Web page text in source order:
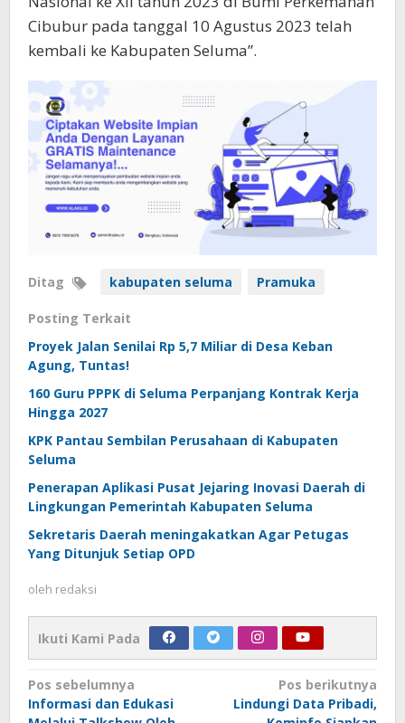
Cibubur pada tanggal 10 Agustus 2023 telah
kembali ke Kabupaten Seluma”.
Ditag kabupaten seluma Pramuka
Posting Terkait
Proyek Jalan Senilai Rp 5,7 Miliar di Desa Keban
Agung, Tuntas!
160 Guru PPPK di Seluma Perpanjang Kontrak Kerja
Hingga 2027
KPK Pantau Sembilan Perusahaan di Kabupaten
Seluma
Penerapan Aplikasi Pusat Jejaring Inovasi Daerah di
Lingkungan Pemerintah Kabupaten Seluma
Sekretaris Daerah meningakatkan Agar Petugas
Yang Ditunjuk Setiap OPD
oleh redaksi
Ikuti Kami Pada
Navigasi
pos
Pos sebelumnya
Informasi dan Edukasi
Pos berikutnya
Lindungi Data Pribadi,